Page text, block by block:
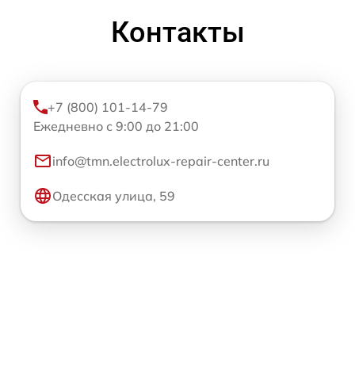
Контакты
+7 (800) 101-14-79
Ежедневно с 9:00 до 21:00
info@tmn.electrolux-repair-center.ru
Одесская улица, 59